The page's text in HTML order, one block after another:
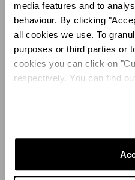
media features and to
behaviour. By clicking
all cookies we use. To
purposes or third parties or
cookies you can click on
respectively. You can find
St. Tropez Tote
Una meticolosa attenzione
ciò che caratterizza tutta
eye-catching perfetti per